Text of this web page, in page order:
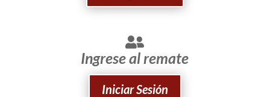
Ingrese al remate
Iniciar Sesión